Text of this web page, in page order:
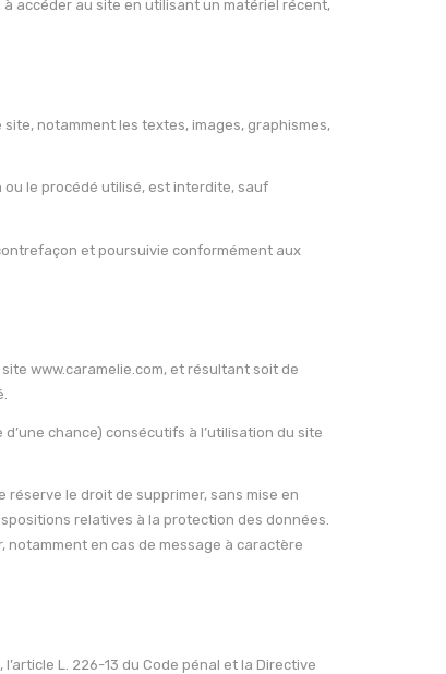
à accéder au site en utilisant un matériel récent,
notamment les textes, images, graphismes,
le procédé utilisé, est interdite, sauf
et poursuivie conformément aux
www.caramelie.com, et résultant soit de
chance) consécutifs à l’utilisation du site
le droit de supprimer, sans mise en
relatives à la protection des données.
notamment en cas de message à caractère
L. 226-13 du Code pénal et la Directive